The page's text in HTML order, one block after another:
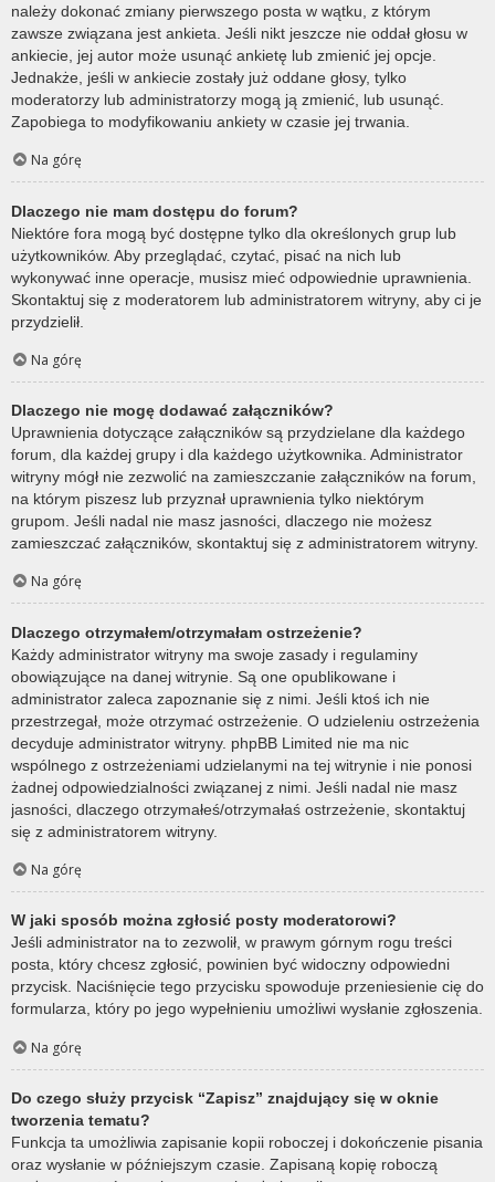
należy dokonać zmiany pierwszego posta w wątku, z którym
zawsze związana jest ankieta. Jeśli nikt jeszcze nie oddał głosu w
ankiecie, jej autor może usunąć ankietę lub zmienić jej opcje.
Jednakże, jeśli w ankiecie zostały już oddane głosy, tylko
moderatorzy lub administratorzy mogą ją zmienić, lub usunąć.
Zapobiega to modyfikowaniu ankiety w czasie jej trwania.
Na górę
Dlaczego nie mam dostępu do forum?
Niektóre fora mogą być dostępne tylko dla określonych grup lub
użytkowników. Aby przeglądać, czytać, pisać na nich lub
wykonywać inne operacje, musisz mieć odpowiednie uprawnienia.
Skontaktuj się z moderatorem lub administratorem witryny, aby ci je
przydzielił.
Na górę
Dlaczego nie mogę dodawać załączników?
Uprawnienia dotyczące załączników są przydzielane dla każdego
forum, dla każdej grupy i dla każdego użytkownika. Administrator
witryny mógł nie zezwolić na zamieszczanie załączników na forum,
na którym piszesz lub przyznał uprawnienia tylko niektórym
grupom. Jeśli nadal nie masz jasności, dlaczego nie możesz
zamieszczać załączników, skontaktuj się z administratorem witryny.
Na górę
Dlaczego otrzymałem/otrzymałam ostrzeżenie?
Każdy administrator witryny ma swoje zasady i regulaminy
obowiązujące na danej witrynie. Są one opublikowane i
administrator zaleca zapoznanie się z nimi. Jeśli ktoś ich nie
przestrzegał, może otrzymać ostrzeżenie. O udzieleniu ostrzeżenia
decyduje administrator witryny. phpBB Limited nie ma nic
wspólnego z ostrzeżeniami udzielanymi na tej witrynie i nie ponosi
żadnej odpowiedzialności związanej z nimi. Jeśli nadal nie masz
jasności, dlaczego otrzymałeś/otrzymałaś ostrzeżenie, skontaktuj
się z administratorem witryny.
Na górę
W jaki sposób można zgłosić posty moderatorowi?
Jeśli administrator na to zezwolił, w prawym górnym rogu treści
posta, który chcesz zgłosić, powinien być widoczny odpowiedni
przycisk. Naciśnięcie tego przycisku spowoduje przeniesienie cię do
formularza, który po jego wypełnieniu umożliwi wysłanie zgłoszenia.
Na górę
Do czego służy przycisk “Zapisz” znajdujący się w oknie
tworzenia tematu?
Funkcja ta umożliwia zapisanie kopii roboczej i dokończenie pisania
oraz wysłanie w późniejszym czasie. Zapisaną kopię roboczą